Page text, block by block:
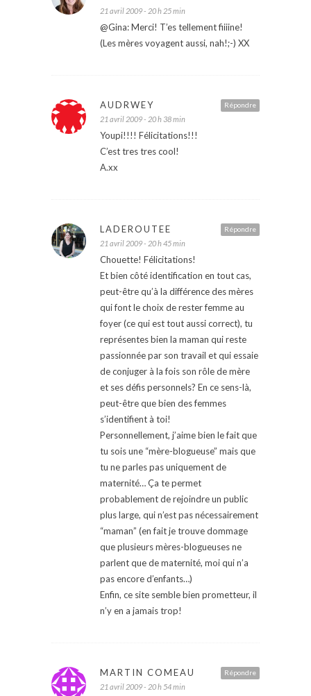
21 avril 2009 - 20 h 25 min
@Gina: Merci! T’es tellement fiiiine!
(Les mères voyagent aussi, nah!;-) XX
Répondre
AUDRWEY
21 avril 2009 - 20 h 38 min
Youpi!!!! Félicitations!!!
C’est tres tres cool!
A.xx
Répondre
LADEROUTEE
21 avril 2009 - 20 h 45 min
Chouette! Félicitations!
Et bien côté identification en tout cas,
peut-être qu’à la différence des mères
qui font le choix de rester femme au
foyer (ce qui est tout aussi correct), tu
représentes bien la maman qui reste
passionnée par son travail et qui essaie
de conjuger à la fois son rôle de mère
et ses défis personnels? En ce sens-là,
peut-être que bien des femmes
s’identifient à toi!
Personnellement, j’aime bien le fait que
tu sois une “mère-blogueuse” mais que
tu ne parles pas uniquement de
maternité… Ça te permet
probablement de rejoindre un public
plus large, qui n’est pas nécessairement
“maman” (en fait je trouve dommage
que plusieurs mères-blogueuses ne
parlent que de maternité, moi qui n’a
pas encore d’enfants…)
Enfin, ce site semble bien prometteur, il
n’y en a jamais trop!
Répondre
MARTIN COMEAU
21 avril 2009 - 20 h 54 min